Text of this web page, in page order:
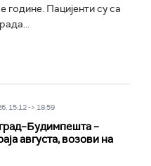
године. Пацијенти су са
15:12 -> 18:59
–
августа, возови на